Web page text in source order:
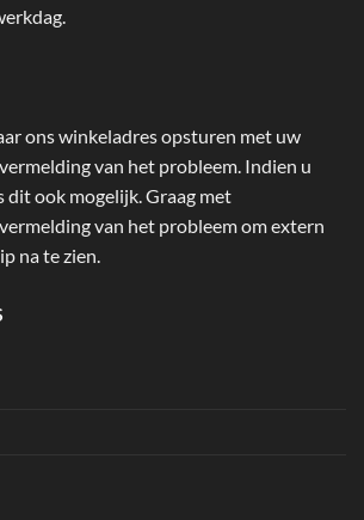
ons winkeladres opsturen met uw
van het probleem. Indien u
dit ook mogelijk. Graag met
van het probleem om extern
na te zien.